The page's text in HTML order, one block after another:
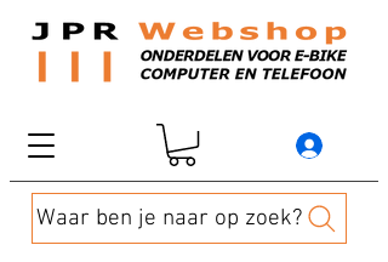
Waar ben je naar op zoek?